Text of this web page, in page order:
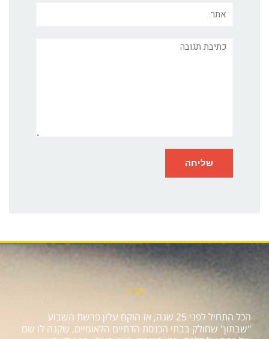
תגובה
אודות
הכל התחיל לפני 25 שנה, אז הוקם עלון פרשת השבוע
"שבתון" שחולק בבתי הכנסת הדתיים הלאומיים, שקנה לו שם